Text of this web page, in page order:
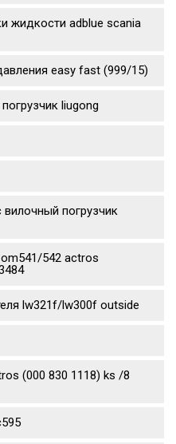
жидкости adblue scania
easy fast (999/15)
liugong
погрузчик
542 actros
lw321f/lw300f outside
(000 830 1118) ks /8